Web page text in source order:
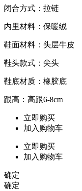
闭合方式：拉链
内里材料：保暖绒
鞋面材料：头层牛皮
鞋头款式：尖头
鞋底材质：橡胶底
跟高：高跟6-8cm
立即购买
加入购物车
立即购买
加入购物车
确定
确定